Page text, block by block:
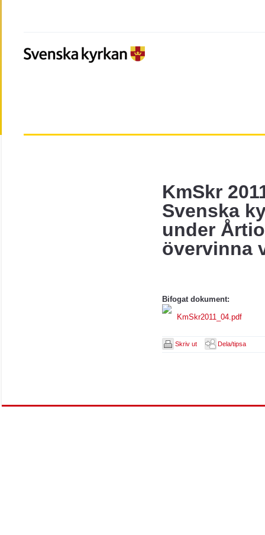
KmSkr
Svenska
under
övervinna
Bifogat dokument:
KmSkr2011_04.pdf
Skriv ut Dela/tipsa